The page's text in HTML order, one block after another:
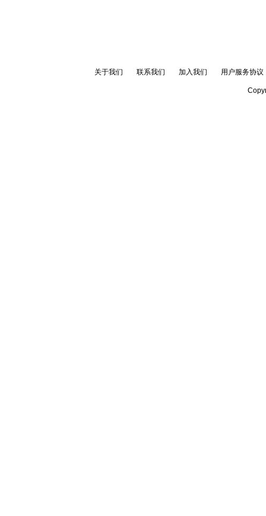
关于我们 联系我们 加入我们 用户服务协议